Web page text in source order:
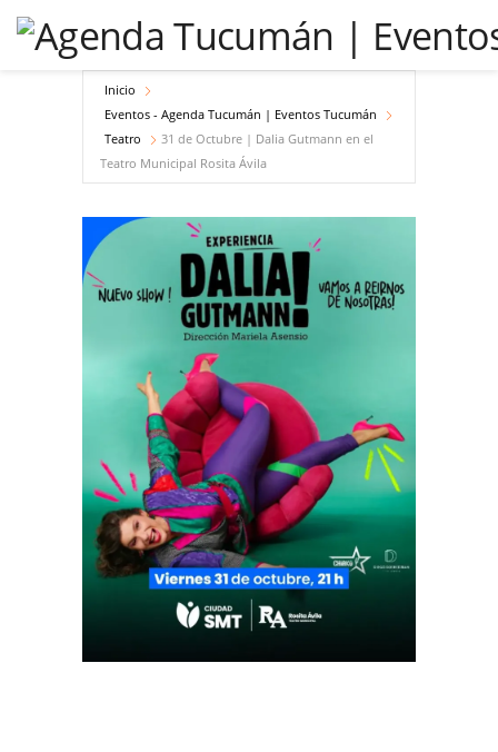
Inicio
Eventos - Agenda Tucumán | Eventos Tucumán
Teatro
31 de Octubre | Dalia Gutmann en el
Teatro Municipal Rosita Ávila